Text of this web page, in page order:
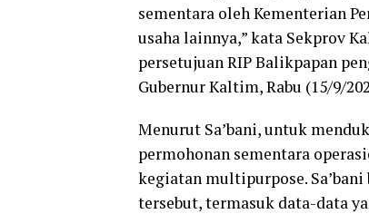
sementara oleh Kementerian
usaha lainnya,” kata Sekprov
persetujuan RIP Balikpapan
Gubernur Kaltim, Rabu (15/9/
Menurut Sa’bani, untuk
permohonan sementara
kegiatan multipurpose.
tersebut, termasuk data-data